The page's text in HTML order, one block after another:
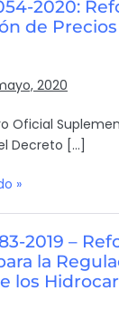
2020:
de
2020
Oficial
Decreto […]
»
2019 –
la
los